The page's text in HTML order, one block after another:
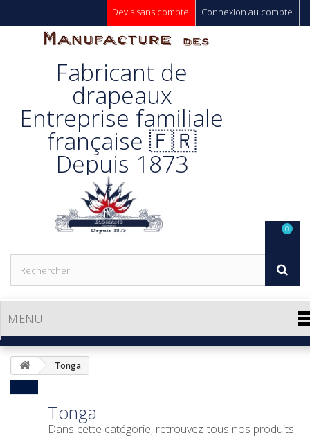
Connexion au compte
Devis sans compte
Manufacture
Des
Drapeaux
Unic s.a.
Fabricant de
drapeaux
Entreprise familiale
française 🇫🇷
Depuis 1873
MENU
0
Tonga
Tonga
Dans cette catégorie, retrouvez tous nos produits